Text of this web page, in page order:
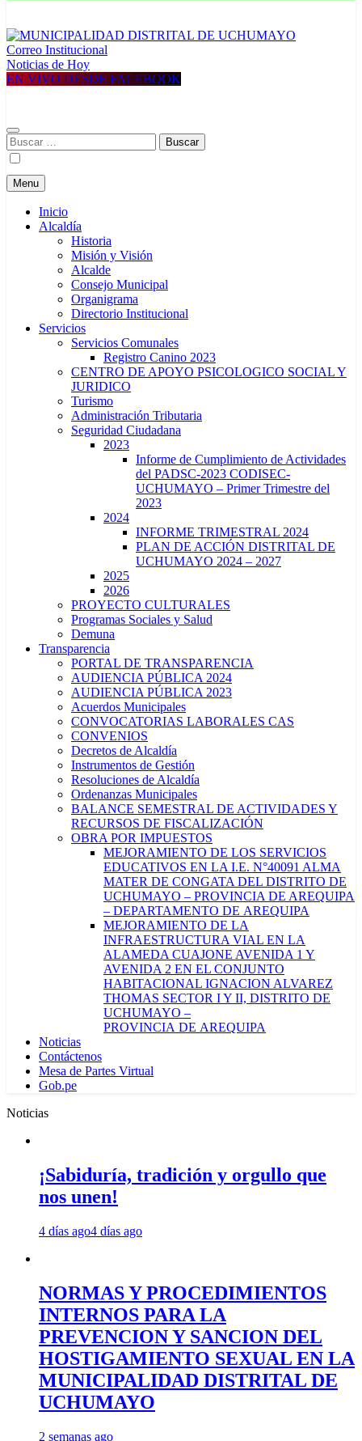
MUNICIPALIDAD DISTRITAL DE UCHUMAYO
Construyendo una nueva Historia
Correo Institucional
Noticias de Hoy
EN VIVO DESDE FACEBOOK
Buscar:
Menu
Inicio
Alcaldía
Historia
Misión y Visión
Alcalde
Consejo Municipal
Organigrama
Directorio Institucional
Servicios
Servicios Comunales
Registro Canino 2023
CENTRO DE APOYO PSICOLOGICO SOCIAL Y
JURIDICO
Turismo
Administración Tributaria
Seguridad Ciudadana
2023
Informe de Cumplimiento de Actividades
del PADSC-2023 CODISEC-
UCHUMAYO – Primer Trimestre del
2023
2024
INFORME TRIMESTRAL 2024
PLAN DE ACCIÓN DISTRITAL DE
UCHUMAYO 2024 – 2027
2025
2026
PROYECTO CULTURALES
Programas Sociales y Salud
Demuna
Transparencia
PORTAL DE TRANSPARENCIA
AUDIENCIA PÚBLICA 2024
AUDIENCIA PÚBLICA 2023
Acuerdos Municipales
CONVOCATORIAS LABORALES CAS
CONVENIOS
Decretos de Alcaldía
Instrumentos de Gestión
Resoluciones de Alcaldía
Ordenanzas Municipales
BALANCE SEMESTRAL DE ACTIVIDADES Y
RECURSOS DE FISCALIZACIÓN
OBRA POR IMPUESTOS
MEJORAMIENTO DE LOS SERVICIOS
EDUCATIVOS EN LA I.E. N°40091 ALMA
MATER DE CONGATA DEL DISTRITO DE
UCHUMAYO – PROVINCIA DE AREQUIPA
– DEPARTAMENTO DE AREQUIPA
MEJORAMIENTO DE LA
INFRAESTRUCTURA VIAL EN LA
ALAMEDA CUAJONE AVENIDA 1 Y
AVENIDA 2 EN EL CONJUNTO
HABITACIONAL IGNACION ALVAREZ
THOMAS SECTOR I Y II, DISTRITO DE
UCHUMAYO –
PROVINCIA DE AREQUIPA
Noticias
Contáctenos
Mesa de Partes Virtual
Gob.pe
Noticias
¡Sabiduría, tradición y orgullo que
nos unen!
4 días ago4 días ago
NORMAS Y PROCEDIMIENTOS
INTERNOS PARA LA
PREVENCION Y SANCION DEL
HOSTIGAMIENTO SEXUAL EN LA
MUNICIPALIDAD DISTRITAL DE
UCHUMAYO
2 semanas ago